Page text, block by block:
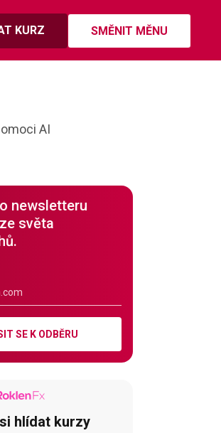
KURZ SMĚNIT MĚNU
AI
newsletteru
světa
SE K ODBĚRU
hlídat kurzy